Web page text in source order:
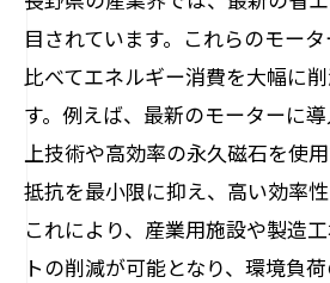
目されています。これらのモー
比べてエネルギー消費を大幅に
す。例えば、最新のモーターに
上技術や高効率の永久磁石を使
抵抗を最小限に抑え、高い効率性
これにより、産業用施設や製造
トの削減が可能となり、環境負